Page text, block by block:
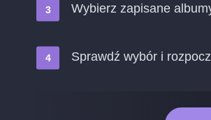
Wybierz zapisane
Sprawdź wybór i